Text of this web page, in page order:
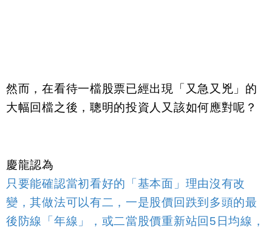
然而，在看待一檔股票已經出現「又急又兇」的
大幅回檔之後，聰明的投資人又該如何應對呢？
慶龍認為
只要能確認當初看好的「基本面」理由沒有改
變，其做法可以有二，一是股價回跌到多頭的最
後防線「年線」，或二當股價重新站回5 日均線，